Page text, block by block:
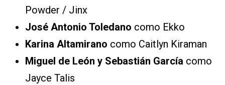
Powder / Jinx
José Antonio Toledano como Ekko
Karina Altamirano como Caitlyn Kiraman
Miguel de León y Sebastián García como
Jayce Talis